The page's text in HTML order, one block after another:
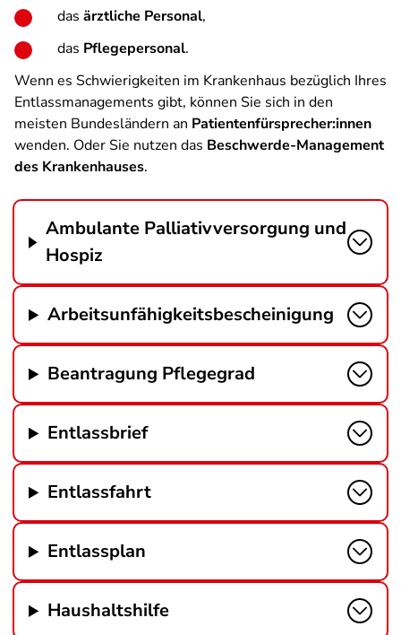
das ärztliche Personal,
das Pflegepersonal.
Wenn es Schwierigkeiten im Krankenhaus bezüglich Ihres
Entlassmanagements gibt, können Sie sich in den
meisten Bundesländern an Patientenfürsprecher:innen
wenden. Oder Sie nutzen das Beschwerde-Management
des Krankenhauses.
Ambulante Palliativversorgung und
Hospiz
Arbeitsunfähigkeitsbescheinigung
Beantragung Pflegegrad
Entlassbrief
Entlassfahrt
Entlassplan
Haushaltshilfe